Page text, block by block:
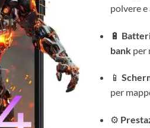
polvere e
🔋
bankper
📱
per
⚙️